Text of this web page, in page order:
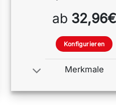
ab 32,96€
Konfigurieren
Merkmale